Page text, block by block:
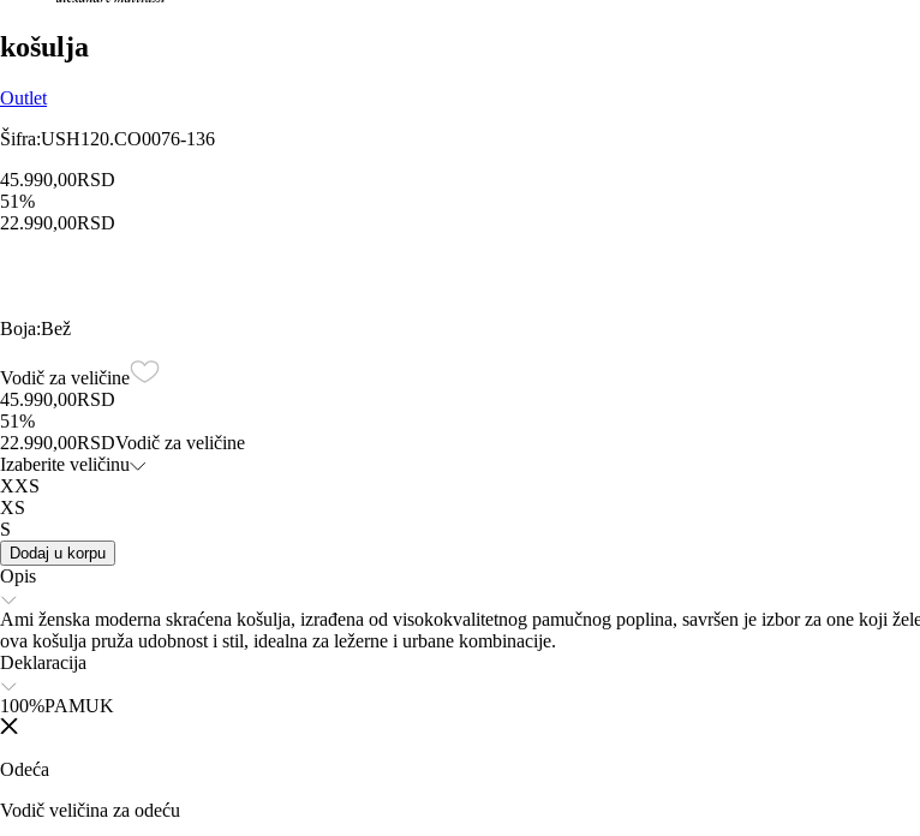
košulja
Outlet
Šifra:USH120.CO0076-136
45.990,00RSD
51%
22.990,00RSD
Boja:Bež
Vodič za veličine
45.990,00RSD
51%
22.990,00RSDVodič za veličine
Izaberite veličinu
XXS
XS
S
Dodaj u korpu
Opis
Ami ženska moderna skraćena košulja, izrađena od visokokvalitetnog pamučnog poplina, savršen je izbor za one koji
ova košulja pruža udobnost i stil, idealna za ležerne i urbane kombinacije.
Deklaracija
100%PAMUK
Odeća
Vodič veličina za odeću